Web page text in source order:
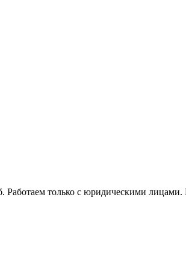
Работаем только с юридическими лицами.